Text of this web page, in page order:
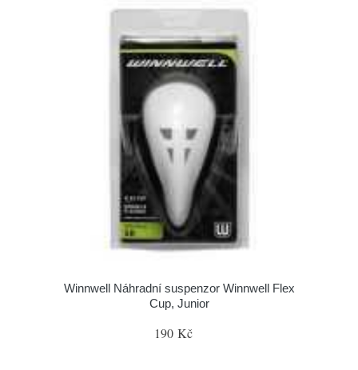
Winnwell Náhradní suspenzor Winnwell Flex
Cup, Junior
190 Kč